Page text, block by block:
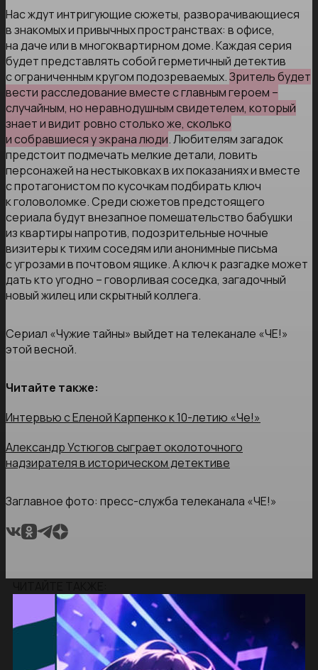
Нас ждут интригующие сюжеты, разворачивающиеся
в знакомых и привычных пространствах: в офисе,
на даче или в многоквартирном доме. Каждая серия
будет представлять собой герметичный детектив
с ограниченным кругом подозреваемых.Зритель будет
вести расследование вместе с главным героем –
случайным, но неравнодушным свидетелем, который
знает и видит ровно столько же, сколько
и собравшиеся у экрана люди. Любителям загадок
предстоит подмечать мелкие детали, ловить
персонажей на нестыковках в их показаниях и вместе
с протагонистом по кусочкам подбирать ключ
к головоломке. Среди сюжетов предстоящего
сериала будут внезапное помешательство бабушки
из квартиры напротив, подозрительные ночные
визитеры к тихим соседям или анонимные письма
с угрозами в почтовом ящике. А ключ к разгадке может
дать кто угодно – говорливая соседка, загадочный
новый жилец или скрытный коллега.
Сериал «Чужие тайны» выйдет на телеканале «ЧЕ!»
этой весной.
Читайте также:
Интервью с Еленой Карпенко к 10-летию «Че!»
Александр Устюгов сыграет околоточного
надзирателя в историческом детективе
Заглавное фото: пресс-служба телеканала «ЧЕ!»